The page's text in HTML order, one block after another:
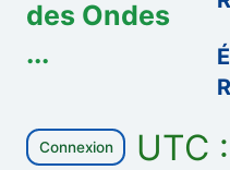
des Ondes
...
Connexion UTC